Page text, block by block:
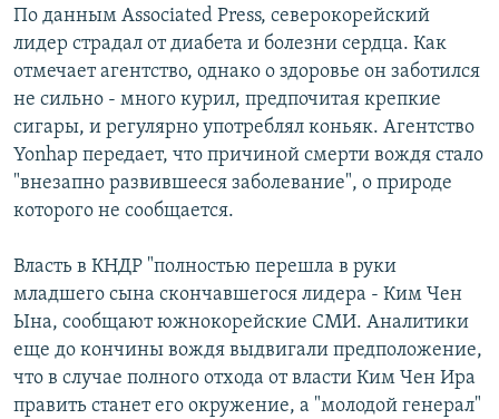
По данным Associated Press, северокорейский
лидер страдал от диабета и болезни сердца. Как
отмечает агентство, однако о здоровье он заботился
не сильно - много курил, предпочитая крепкие
сигары, и регулярно употреблял коньяк. Агентство
Yonhap передает, что причиной смерти вождя стало
"внезапно развившееся заболевание", о природе
которого не сообщается.
Власть в КНДР "полностью перешла в руки
младшего сына скончавшегося лидера - Ким Чен
Ына, сообщают южнокорейские СМИ. Аналитики
еще до кончины вождя выдвигали предположение,
что в случае полного отхода от власти Ким Чен Ира
править станет его окружение, а "молодой генерал"